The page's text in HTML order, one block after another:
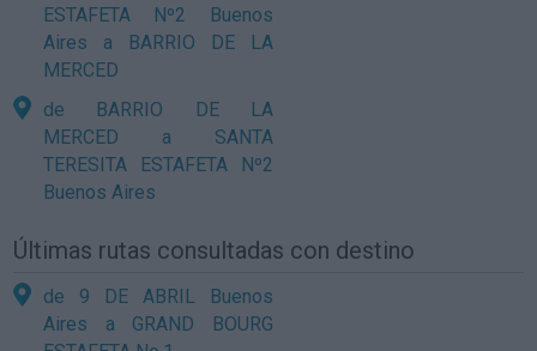
ESTAFETA Nº2 Buenos
Aires a BARRIO DE LA
MERCED
de BARRIO DE LA
MERCED a SANTA
TERESITA ESTAFETA Nº2
Buenos Aires
Últimas rutas consultadas con destino
de 9 DE ABRIL Buenos
Aires a GRAND BOURG